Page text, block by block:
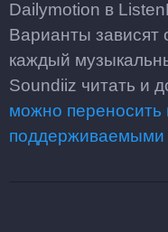
Dailymotion в
Варианты зависят
каждый
Soundiiz читать и
можно
поддерживаемыми